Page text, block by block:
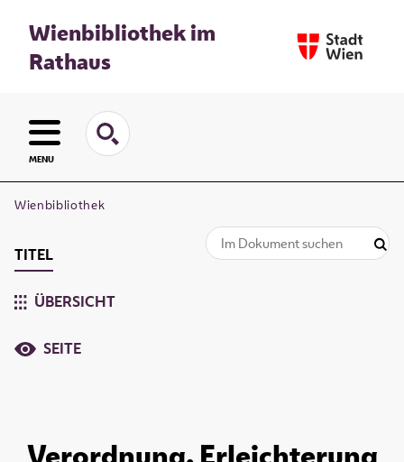
Wienbibliothek im
Rathaus
MENU
Wienbibliothek
TITEL
ÜBERSICHT
SEITE